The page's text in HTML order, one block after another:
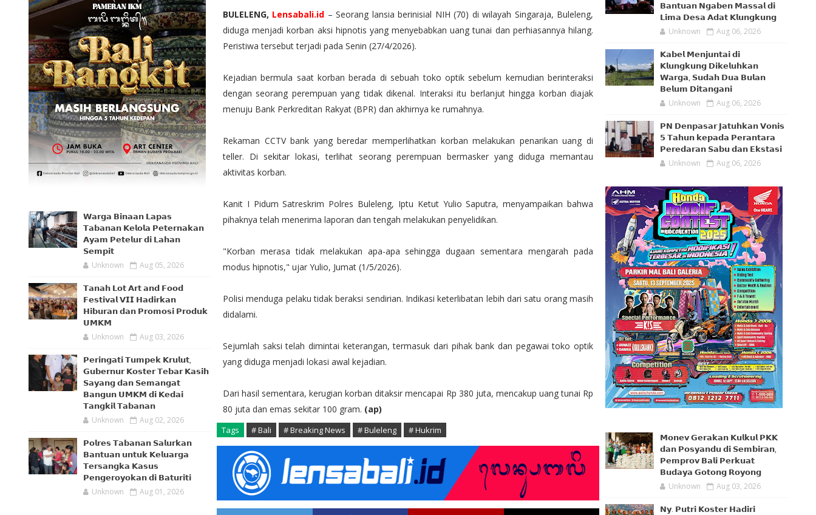
𝗪𝗮𝗿𝗴𝗮 𝗕𝗶𝗻𝗮𝗮𝗻 𝗟𝗮𝗽𝗮𝘀
𝗧𝗮𝗯𝗮𝗻𝗮𝗻 𝗞𝗲𝗹𝗼𝗹𝗮 𝗣𝗲𝘁𝗲𝗿𝗻𝗮𝗸𝗮𝗻
𝗔𝘆𝗮𝗺 𝗣𝗲𝘁𝗲𝗹𝘂𝗿 𝗱𝗶 𝗟𝗮𝗵𝗮𝗻
𝗦𝗲𝗺𝗽𝗶𝘁
Unknown Aug 05, 2026
𝗧𝗮𝗻𝗮𝗵 𝗟𝗼𝘁 𝗔𝗿𝘁 𝗮𝗻𝗱 𝗙𝗼𝗼𝗱
𝗙𝗲𝘀𝘁𝗶𝘃𝗮𝗹 𝗩𝗜𝗜 𝗛𝗮𝗱𝗶𝗿𝗸𝗮𝗻
𝗛𝗶𝗯𝘂𝗿𝗮𝗻 𝗱𝗮𝗻 𝗣𝗿𝗼𝗺𝗼𝘀𝗶 𝗣𝗿𝗼𝗱𝘂𝗸
𝗨𝗠𝗞𝗠
Unknown Aug 03, 2026
𝗣𝗲𝗿𝗶𝗻𝗴𝗮𝘁𝗶 𝗧𝘂𝗺𝗽𝗲𝗸 𝗞𝗿𝘂𝗹𝘂𝘁,
𝗚𝘂𝗯𝗲𝗿𝗻𝘂𝗿 𝗞𝗼𝘀𝘁𝗲𝗿 𝗧𝗲𝗯𝗮𝗿 𝗞𝗮𝘀𝗶𝗵
𝗦𝗮𝘆𝗮𝗻𝗴 𝗱𝗮𝗻 𝗦𝗲𝗺𝗮𝗻𝗴𝗮𝘁
𝗕𝗮𝗻𝗴𝘂𝗻 𝗨𝗠𝗞𝗠 𝗱𝗶 𝗞𝗲𝗱𝗮𝗶
𝗧𝗮𝗻𝗴𝗸𝗶𝗹 𝗧𝗮𝗯𝗮𝗻𝗮𝗻
Unknown Aug 02, 2026
𝗣𝗼𝗹𝗿𝗲𝘀 𝗧𝗮𝗯𝗮𝗻𝗮𝗻 𝗦𝗮𝗹𝘂𝗿𝗸𝗮𝗻
𝗕𝗮𝗻𝘁𝘂𝗮𝗻 𝘂𝗻𝘁𝘂𝗸 𝗞𝗲𝗹𝘂𝗮𝗿𝗴𝗮
𝗧𝗲𝗿𝘀𝗮𝗻𝗴𝗸𝗮 𝗞𝗮𝘀𝘂𝘀
𝗣𝗲𝗻𝗴𝗲𝗿𝗼𝘆𝗼𝗸𝗮𝗻 𝗱𝗶 𝗕𝗮𝘁𝘂𝗿𝗶𝘁𝗶
Unknown Aug 01, 2026
BULELENG, Lensabali.id – Seorang lansia berinisial NIH (70) di wilayah Singaraja, Buleleng,
diduga menjadi korban aksi hipnotis yang menyebabkan uang tunai dan perhiasannya hilang.
Peristiwa tersebut terjadi pada Senin (27/4/2026).
Kejadian bermula saat korban berada di sebuah toko optik sebelum kemudian berinteraksi
dengan seorang perempuan yang tidak dikenal. Interaksi itu berlanjut hingga korban diajak
menuju Bank Perkreditan Rakyat (BPR) dan akhirnya ke rumahnya.
Rekaman CCTV bank yang beredar memperlihatkan korban melakukan penarikan uang di
teller. Di sekitar lokasi, terlihat seorang perempuan bermasker yang diduga memantau
aktivitas korban.
Kanit I Pidum Satreskrim Polres Buleleng, Iptu Ketut Yulio Saputra, menyampaikan bahwa
pihaknya telah menerima laporan dan tengah melakukan penyelidikan.
"Korban merasa tidak melakukan apa-apa sehingga dugaan sementara mengarah pada
modus hipnotis," ujar Yulio, Jumat (1/5/2026).
Polisi menduga pelaku tidak beraksi sendirian. Indikasi keterlibatan lebih dari satu orang masih
didalami.
Sejumlah saksi telah dimintai keterangan, termasuk dari pihak bank dan pegawai toko optik
yang diduga menjadi lokasi awal kejadian.
Dari hasil sementara, kerugian korban ditaksir mencapai Rp 380 juta, mencakup uang tunai Rp
80 juta dan emas sekitar 100 gram. (ap)
Tags # Bali # Breaking News # Buleleng # Hukrim
𝗕𝗮𝗻𝘁𝘂𝗮𝗻 𝗡𝗴𝗮𝗯𝗲𝗻 𝗠𝗮𝘀𝘀𝗮𝗹 𝗱𝗶
𝗟𝗶𝗺𝗮 𝗗𝗲𝘀𝗮 𝗔𝗱𝗮𝘁 𝗞𝗹𝘂𝗻𝗴𝗸𝘂𝗻𝗴
Unknown Aug 06, 2026
𝗞𝗮𝗯𝗲𝗹 𝗠𝗲𝗻𝗷𝘂𝗻𝘁𝗮𝗶 𝗱𝗶
𝗞𝗹𝘂𝗻𝗴𝗸𝘂𝗻𝗴 𝗗𝗶𝗸𝗲𝗹𝘂𝗵𝗸𝗮𝗻
𝗪𝗮𝗿𝗴𝗮, 𝗦𝘂𝗱𝗮𝗵 𝗗𝘂𝗮 𝗕𝘂𝗹𝗮𝗻
𝗕𝗲𝗹𝘂𝗺 𝗗𝗶𝘁𝗮𝗻𝗴𝗮𝗻𝗶
Unknown Aug 06, 2026
𝗣𝗡 𝗗𝗲𝗻𝗽𝗮𝘀𝗮𝗿 𝗝𝗮𝘁𝘂𝗵𝗸𝗮𝗻 𝗩𝗼𝗻𝗶𝘀
𝟱 𝗧𝗮𝗵𝘂𝗻 𝗸𝗲𝗽𝗮𝗱𝗮 𝗣𝗲𝗿𝗮𝗻𝘁𝗮𝗿𝗮
𝗣𝗲𝗿𝗲𝗱𝗮𝗿𝗮𝗻 𝗦𝗮𝗯𝘂 𝗱𝗮𝗻 𝗘𝗸𝘀𝘁𝗮𝘀𝗶
Unknown Aug 06, 2026
𝗠𝗼𝗻𝗲𝘃 𝗚𝗲𝗿𝗮𝗸𝗮𝗻 𝗞𝘂𝗹𝗸𝘂𝗹 𝗣𝗞𝗞
𝗱𝗮𝗻 𝗣𝗼𝘀𝘆𝗮𝗻𝗱𝘂 𝗱𝗶 𝗦𝗲𝗺𝗯𝗶𝗿𝗮𝗻,
𝗣𝗲𝗺𝗽𝗿𝗼𝘃 𝗕𝗮𝗹𝗶 𝗣𝗲𝗿𝗸𝘂𝗮𝘁
𝗕𝘂𝗱𝗮𝘆𝗮 𝗚𝗼𝘁𝗼𝗻𝗴 𝗥𝗼𝘆𝗼𝗻𝗴
Unknown Aug 03, 2026
𝗡𝘆. 𝗣𝘂𝘁𝗿𝗶 𝗞𝗼𝘀𝘁𝗲𝗿 𝗛𝗮𝗱𝗶𝗿𝗶